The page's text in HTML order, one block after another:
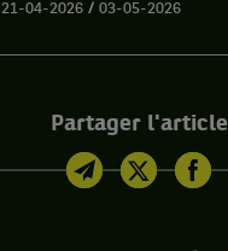
21-04-2026 / 03-05-2026
Partager l'article